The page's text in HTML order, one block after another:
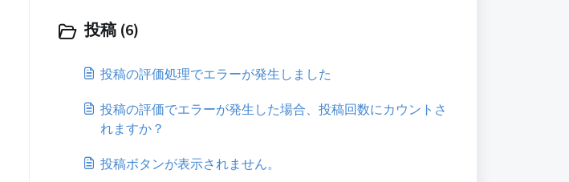
投稿 (6)
投稿の評価処理でエラーが発生しました
投稿の評価でエラーが発生した場合、投稿回数にカウントさ
れますか？
投稿ボタンが表示されません。